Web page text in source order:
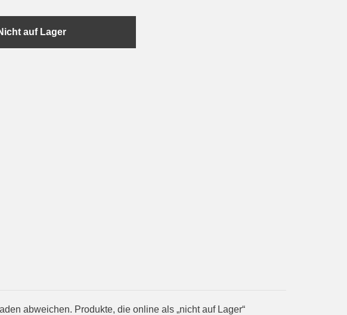
auf Lager
abweichen. Produkte, die online als „nicht auf Lager“